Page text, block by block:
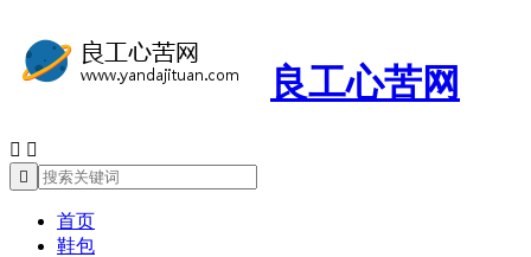
良工心苦网
 

首页
鞋包